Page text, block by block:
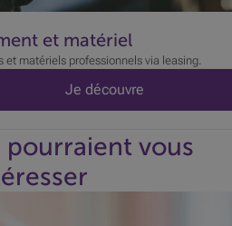
et matériel
et matériels professionnels via leasing.
Je découvre
pourraient vous